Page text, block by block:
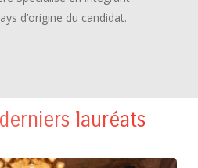
d’origine du candidat.
lauréats